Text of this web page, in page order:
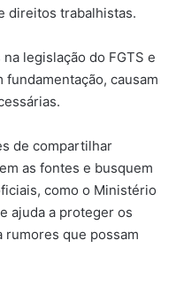
direitos trabalhistas.
legislação do FGTS e
fundamentação, causam
de compartilhar
as fontes e busquem
como o Ministério
ajuda a proteger os
que possam